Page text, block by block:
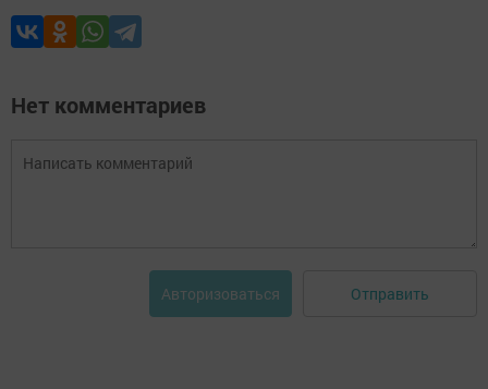
Нет комментариев
Авторизоваться Отправить